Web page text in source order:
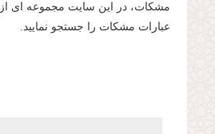
مشکات، در این سایت مجموعه ای
عبارات مشکات را جستجو نمایید.